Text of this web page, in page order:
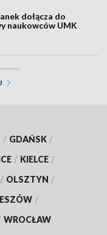
dołącza do
naukowców UMK
/ GDAŃSK /
/ KIELCE /
/ OLSZTYN /
/
WROCŁAW